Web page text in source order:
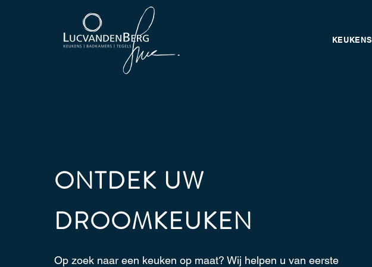
KEUKENS
ONTDEK UW
DROOMKEUKEN
Op zoek naar een keuken op maat? Wij helpen u van eerste